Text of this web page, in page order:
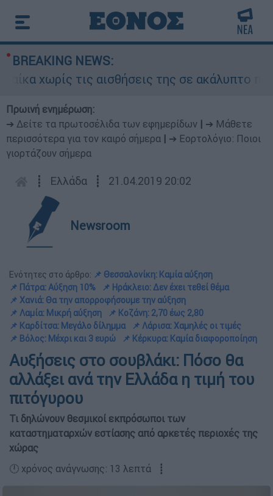
BREAKING NEWS:
τις αισθήσεις της σε ακάλυπτο
Πρωινή ενημέρωση:
➔ Δείτε τα πρωτοσέλιδα των εφημερίδων
➔ Μάθετε
περισσότερα για τον καιρό σήμερα
➔ Εορτολόγιο: Ποιοι
γιορτάζουν σήμερα
┋ Ελλάδα ┋ 21.04.2019 20:02
Newsroom
Ενότητες στο άρθρο: 📌 Θεσσαλονίκη: Καμία αύξηση
📌 Πάτρα: Αύξηση 10%
📌 Ηράκλειο: Δεν έχει τεθεί θέμα
📌 Χανιά: Θα την απορροφήσουμε την αύξηση
📌 Λαμία: Μικρή αύξηση
📌 Κοζάνη: 2,70 έως 2,80
📌 Καρδίτσα: Μεγάλο δίλημμα
📌 Λάρισα: Χαμηλές οι τιμές
📌 Βόλος: Μέχρι και 3 ευρώ
📌 Κέρκυρα: Καμία διαφοροποίηση
Αυξήσεις στο σουβλάκι: Πόσο θα
αλλάξει ανά την Ελλάδα η τιμή του
πιτόγυρου
Τι δηλώνουν θεσμικοί εκπρόσωποι των
καταστηματαρχών εστίασης από αρκετές περιοχές της
χώρας
🕛 χρόνος ανάγνωσης: 13 λεπτά ┋